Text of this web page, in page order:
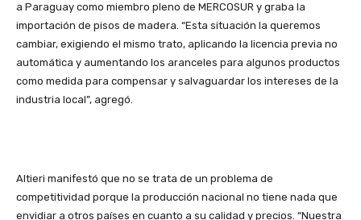
a Paraguay como miembro pleno de MERCOSUR y graba la
importación de pisos de madera. “Esta situación la queremos
cambiar, exigiendo el mismo trato, aplicando la licencia previa no
automática y aumentando los aranceles para algunos productos
como medida para compensar y salvaguardar los intereses de la
industria local”, agregó.
Altieri manifestó que no se trata de un problema de
competitividad porque la producción nacional no tiene nada que
envidiar a otros países en cuanto a su calidad y precios. “Nuestra